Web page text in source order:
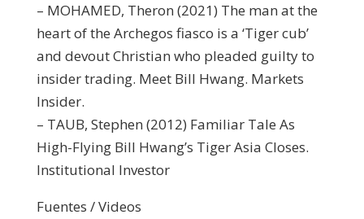
– MOHAMED, Theron (2021) The man at the
heart of the Archegos fiasco is a ‘Tiger cub’
and devout Christian who pleaded guilty to
insider trading. Meet Bill Hwang. Markets
Insider.
– TAUB, Stephen (2012) Familiar Tale As
High-Flying Bill Hwang’s Tiger Asia Closes.
Institutional Investor
Fuentes / Videos